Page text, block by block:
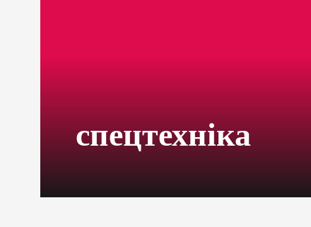
спецтехніка